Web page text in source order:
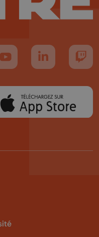
sur TikTok
Suivez-nous sur YouTube
Suivez-nous